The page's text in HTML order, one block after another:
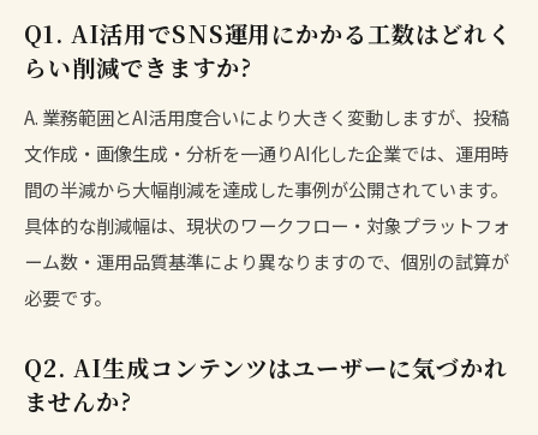
Q1. AI活用でSNS運用にかかる工数はどれく
らい削減できますか?
A. 業務範囲とAI活用度合いにより大きく変動しますが、投稿
文作成・画像生成・分析を一通りAI化した企業では、運用時
間の半減から大幅削減を達成した事例が公開されています。
具体的な削減幅は、現状のワークフロー・対象プラットフォ
ーム数・運用品質基準により異なりますので、個別の試算が
必要です。
Q2. AI生成コンテンツはユーザーに気づかれ
ませんか?